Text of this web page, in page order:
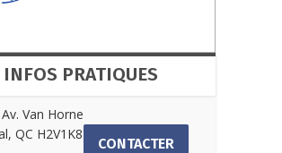
INFOS PRATIQUES
Van Horne
QC H2V1K8
CONTACTER